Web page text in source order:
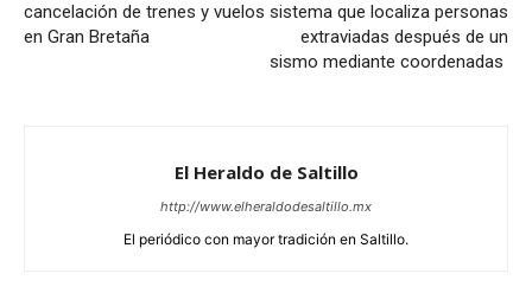
cancelación de trenes y vuelos
en Gran Bretaña
sistema que localiza personas
extraviadas después de un
sismo mediante coordenadas
El Heraldo de Saltillo
http://www.elheraldodesaltillo.mx
El periódico con mayor tradición en Saltillo.